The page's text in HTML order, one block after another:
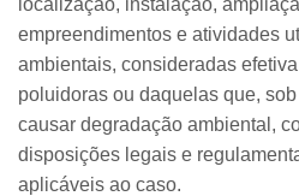
empreendimentos e atividades
ambientais, consideradas
poluidoras ou daquelas que,
causar degradação ambiental,
disposições legais e
aplicáveis ao caso.